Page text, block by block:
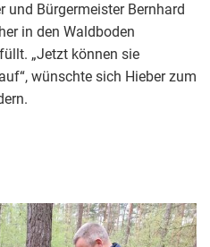
und Bürgermeister Bernhard
in den Waldboden
„Jetzt können sie
wünschte sich Hieber zum